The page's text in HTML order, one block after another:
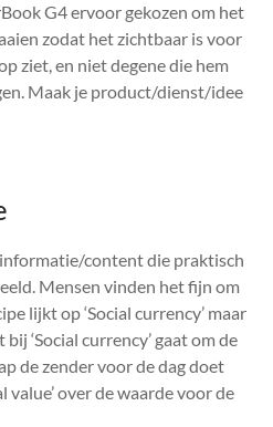
G4 ervoor gekozen om het
zodat het zichtbaar is voor
ziet, en niet degene die hem
Maak je product/dienst/idee
content die praktisch
Mensen vinden het fijn om
lijkt op ‘Social currency’ maar
‘Social currency’ gaat om de
de zender voor de dag doet
value’ over de waarde voor de